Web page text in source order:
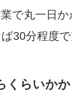
で丸一日
30分程度
くらいか